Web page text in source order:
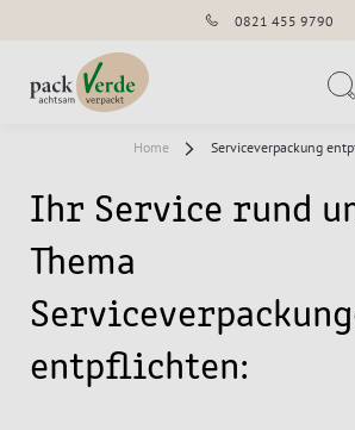
0821 455 9790
Home Serviceverpackung
Ihr Service rund
Thema
entpflichten: